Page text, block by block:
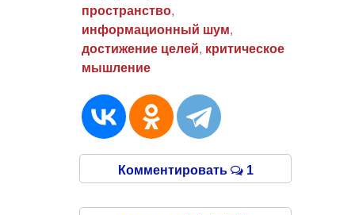
пространство,
информационный шум,
достижение целей, критическое
мышление
Комментировать 1